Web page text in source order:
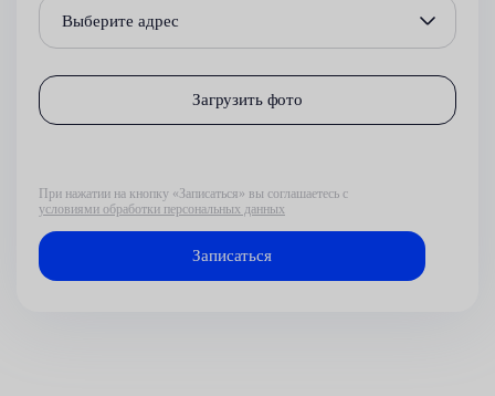
Выберите адрес
Загрузить фото
При нажатии на кнопку «Записаться» вы соглашаетесь с
условиями обработки персональных данных